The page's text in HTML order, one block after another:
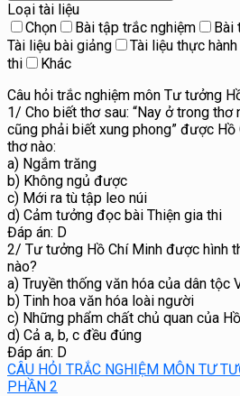
Loại tài liệu
Chọn
Bài tập trắc nghiệm Bài
Tài liệu bài giảng
Tài liệu thực hành
thi
Khác
Câu hỏi trắc nghiệm môn Tư tưởng
1/ Cho biết thơ sau: “Nay ở trong thơ
cũng phải biết xung phong” được
thơ nào:
a) Ngắm trăng
b) Không ngủ được
c) Mới ra tù tập leo núi
d) Cảm tưởng đọc bài Thiện gia thi
Đáp án: D
2/ Tư tưởng Hồ Chí Minh được hình
nào?
a) Truyền thống văn hóa của dân tộc
b) Tinh hoa văn hóa loài người
c) Những phẩm chất chủ quan của
d) Cả a, b, c đều đúng
Đáp án: D
CÂU HỎI TRẮC NGHIỆM MÔN TƯ
PHẦN 2